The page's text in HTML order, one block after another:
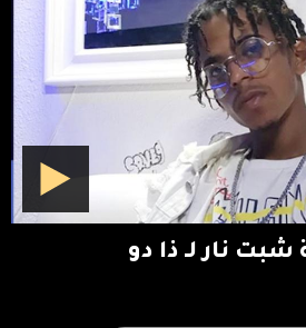
نار لـ ذا دو